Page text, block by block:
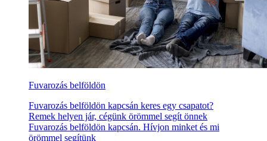
Fuvarozás belföldön
Fuvarozás belföldön kapcsán keres egy csapatot?
Remek helyen jár, cégünk örömmel segít önnek
Fuvarozás belföldön kapcsán. Hívjon minket és mi
örömmel segítünk